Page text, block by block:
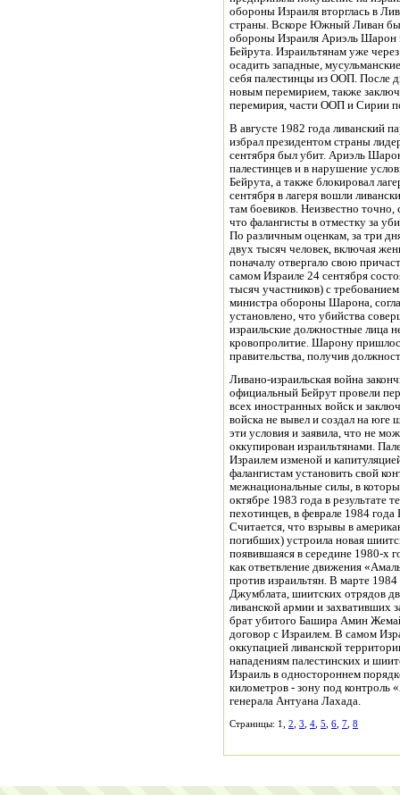
обороны Израиля вторглась в
страны. Вскоре Южный Ливан
обороны Израиля Ариэль
Бейрута. Израильтянам уже
осадить западные,
себя палестинцы из ООП. После
новым перемирием, также
перемирия, части ООП и Сирии
В августе 1982 года ливанский
избрал президентом страны
сентября был убит. Ариэль
палестинцев и в нарушение
Бейрута, а также блокировал
сентября в лагеря вошли
там боевиков. Неизвестно точно,
что фалангисты в отместку за
По различным оценкам, за три
двух тысяч человек, включая
поначалу отвергало свою
самом Израиле 24 сентября
тысяч участников) с
министра обороны Шарона,
установлено, что убийства
израильские должностные лица
кровопролитие. Шарону
правительства, получив
Ливано-израильская война
официальный Бейрут провели
всех иностранных войск и
войска не вывел и создал на юге
эти условия и заявила, что не
оккупирован израильтянами.
Израилем изменой и
фалангистам установить свой
межнациональные силы, в
октябре 1983 года в результате
пехотинцев, в феврале 1984
Считается, что взрывы в
погибших) устроила новая
появившаяся в середине 1980-х
как ответвление движения
против израильтян. В марте
Джумблата, шиитских отрядов
ливанской армии и захвативших
брат убитого Башира Амин
договор с Израилем. В самом
оккупацией ливанской
нападениям палестинских и
Израиль в одностороннем
километров - зону под
генерала Антуана Лахада.
Страницы: 1, 2 3 4 5 6 7 8